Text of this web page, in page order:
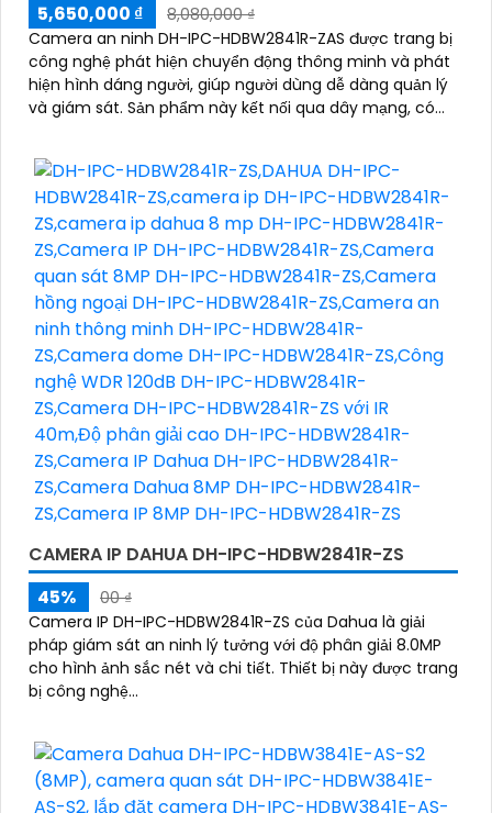
5,650,000 ₫
8,080,000 ₫
Camera an ninh DH-IPC-HDBW2841R-ZAS được trang bị
công nghệ phát hiện chuyển động thông minh và phát
hiện hình dáng người, giúp người dùng dễ dàng quản lý
và giám sát. Sản phẩm này kết nối qua dây mạng, có
CAMERA IP DAHUA DH-IPC-HDBW2841R-ZS
45%
00 ₫
Camera IP DH-IPC-HDBW2841R-ZS của Dahua là giải
pháp giám sát an ninh lý tưởng với độ phân giải 8.0MP
cho hình ảnh sắc nét và chi tiết. Thiết bị này được trang
bị công nghệ...